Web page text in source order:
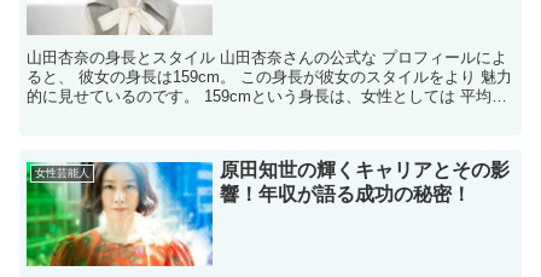
山田杏奈の身長とスタイル 山田杏奈さんの公式な プロフィールによ
ると、 彼女の身長は159cm。 この身長が彼女のスタイルをより 魅力
的に見せているのです。 159cmという身長は、女性としては 平均的
女性芸能人
原田知世の輝くキャリアとその影
響！年収が語る成功の秘密！